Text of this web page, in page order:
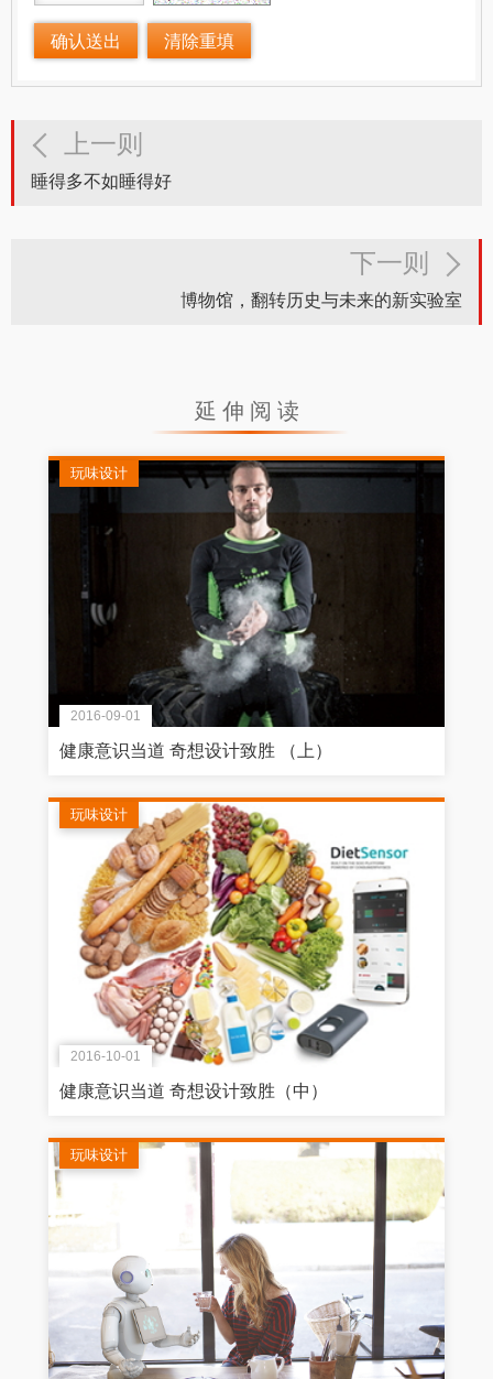
上一则
睡得多不如睡得好
下一则
博物馆，翻转历史与未来的新实验室
延伸阅读
2016-09-01
玩味设计
健康意识当道 奇想设计致胜 （上）
2016-10-01
玩味设计
健康意识当道 奇想设计致胜（中）
玩味设计